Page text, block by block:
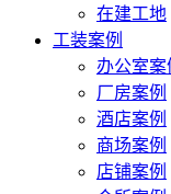
在建工地
工装案例
办公室案
厂房案例
酒店案例
商场案例
店铺案例